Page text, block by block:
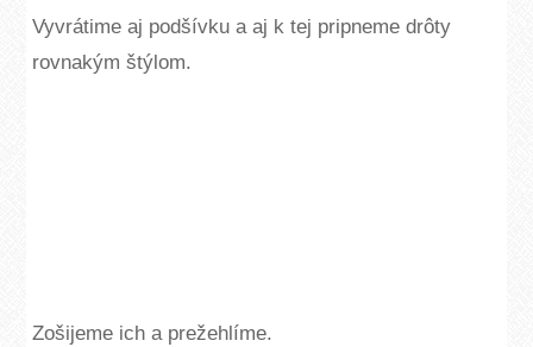
Vyvrátime aj podšívku a aj k tej pripneme drôty
rovnakým štýlom.
Zošijeme ich a prežehlíme.